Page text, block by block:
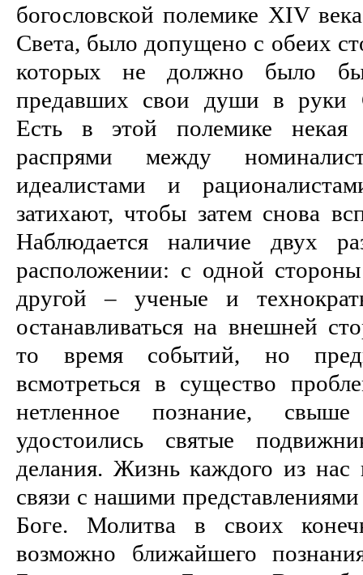
богословской полемике XIV
Света, было допущено с обеих
которых не должно было
предавших свои души в руки
Есть в этой полемике некая
распрями между
идеалистами и
затихают, чтобы затем снова
Наблюдается наличие двух
расположении: с одной
другой – ученые и
останавливаться на внешней
то время событий, но
всмотреться в существо
нетленное познание,
удостоились святые
делания. Жизнь каждого из нас
связи с нашими
Боге. Молитва в своих
возможно ближайшего